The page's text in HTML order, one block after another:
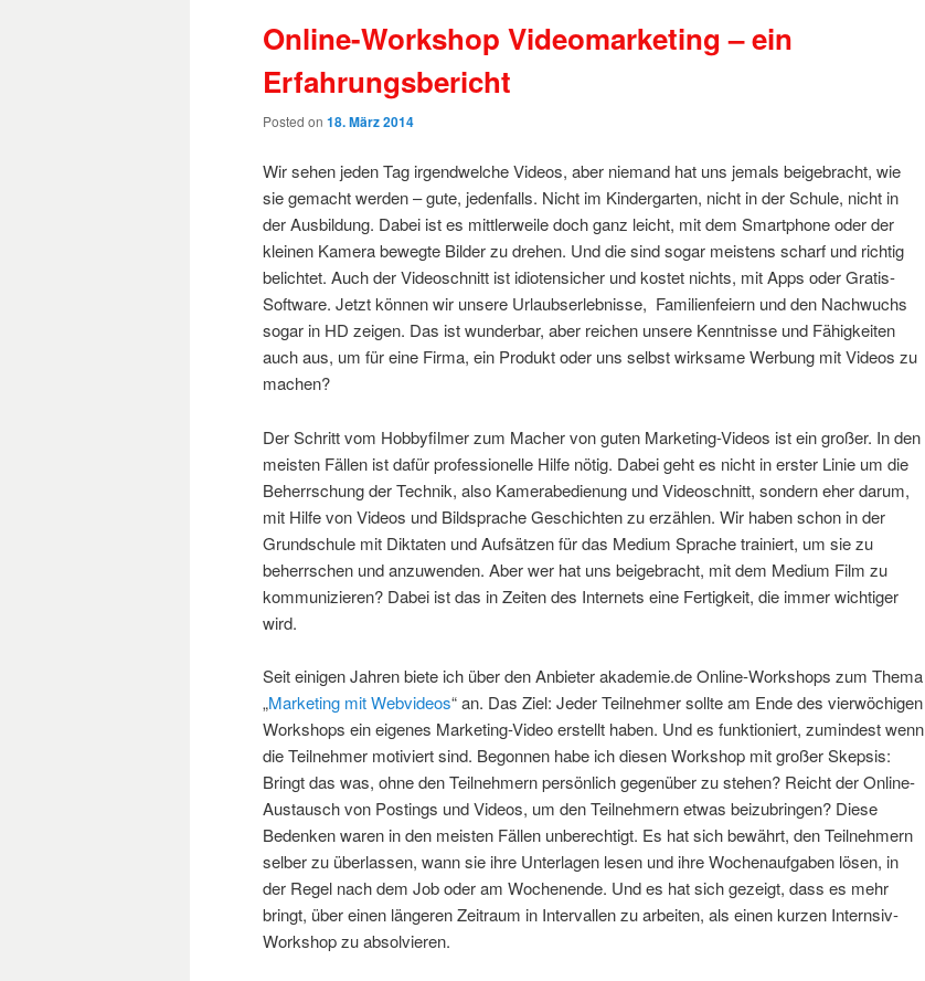
Online-Workshop Videomarketing – ein
Erfahrungsbericht
Posted on 18. März 2014
Wir sehen jeden Tag irgendwelche Videos, aber niemand hat uns jemals beigebracht, wie
sie gemacht werden – gute, jedenfalls. Nicht im Kindergarten, nicht in der Schule, nicht in
der Ausbildung. Dabei ist es mittlerweile doch ganz leicht, mit dem Smartphone oder der
kleinen Kamera bewegte Bilder zu drehen. Und die sind sogar meistens scharf und richtig
belichtet. Auch der Videoschnitt ist idiotensicher und kostet nichts, mit Apps oder Gratis-
Software. Jetzt können wir unsere Urlaubserlebnisse, Familienfeiern und den Nachwuchs
sogar in HD zeigen. Das ist wunderbar, aber reichen unsere Kenntnisse und Fähigkeiten
auch aus, um für eine Firma, ein Produkt oder uns selbst wirksame Werbung mit Videos zu
machen?
Der Schritt vom Hobbyfilmer zum Macher von guten Marketing-Videos ist ein großer. In den
meisten Fällen ist dafür professionelle Hilfe nötig. Dabei geht es nicht in erster Linie um die
Beherrschung der Technik, also Kamerabedienung und Videoschnitt, sondern eher darum,
mit Hilfe von Videos und Bildsprache Geschichten zu erzählen. Wir haben schon in der
Grundschule mit Diktaten und Aufsätzen für das Medium Sprache trainiert, um sie zu
beherrschen und anzuwenden. Aber wer hat uns beigebracht, mit dem Medium Film zu
kommunizieren? Dabei ist das in Zeiten des Internets eine Fertigkeit, die immer wichtiger
wird.
Seit einigen Jahren biete ich über den Anbieter akademie.de Online-Workshops zum Thema
„Marketing mit Webvideos“ an. Das Ziel: Jeder Teilnehmer sollte am Ende des vierwöchigen
Workshops ein eigenes Marketing-Video erstellt haben. Und es funktioniert, zumindest wenn
die Teilnehmer motiviert sind. Begonnen habe ich diesen Workshop mit großer Skepsis:
Bringt das was, ohne den Teilnehmern persönlich gegenüber zu stehen? Reicht der Online-
Austausch von Postings und Videos, um den Teilnehmern etwas beizubringen? Diese
Bedenken waren in den meisten Fällen unberechtigt. Es hat sich bewährt, den Teilnehmern
selber zu überlassen, wann sie ihre Unterlagen lesen und ihre Wochenaufgaben lösen, in
der Regel nach dem Job oder am Wochenende. Und es hat sich gezeigt, dass es mehr
bringt, über einen längeren Zeitraum in Intervallen zu arbeiten, als einen kurzen Internsiv-
Workshop zu absolvieren.